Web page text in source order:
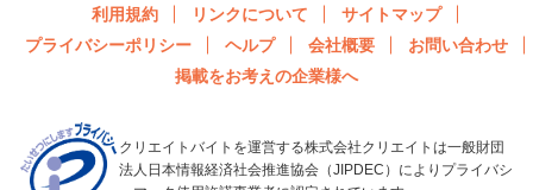
利用規約 リンクについて
サイトマップ
プライバシーポリシー
ヘルプ 会社概要
お問い合わせ
掲載をお考えの企業様へ
クリエイトバイトを運営する株式会社クリエイトは一般財団
法人日本情報経済社会推進協会（JIPDEC）によりプライバシ